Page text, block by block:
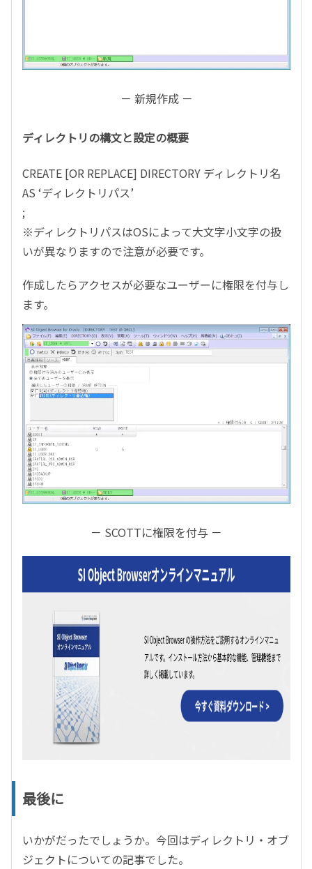
－ 新規作成 －
ディレクトリの構文と設定の概要
CREATE [OR REPLACE] DIRECTORY ディレクトリ名
AS ‘ディレクトリパス’
;
※ディレクトリパスはOSによって大文字小文字の扱
いが異なりますので注意が必要です。
作成したらアクセスが必要なユーザーに権限を付与し
ます。
－ SCOTTに権限を付与 －
最後に
いかがだったでしょうか。今回はディレクトリ・オブ
ジェクトについての記事でした。